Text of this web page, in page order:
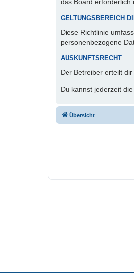
das Board erforderlich
GELTUNGSBEREICH
Diese Richtlinie
personenbezogene
AUSKUNFTSRECHT
Der Betreiber erteilt
Du kannst jederzeit
Übersicht